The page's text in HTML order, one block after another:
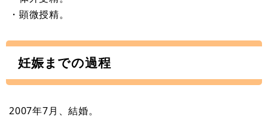
・顕微授精。
妊娠までの過程
2007年7月、結婚。